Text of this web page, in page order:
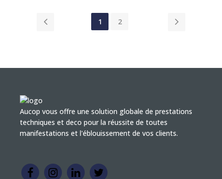
1 2
Aucop vous offre une solution globale de prestations
techniques et deco pour la réussite de toutes
manifestations et l'éblouissement de vos clients.